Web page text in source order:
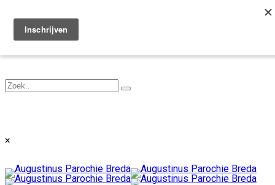
Toggle navigation
×